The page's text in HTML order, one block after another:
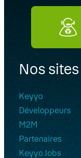
Nos sites
Keyyo
Développeurs
M2M
Partenaires
Keyyo Jobs